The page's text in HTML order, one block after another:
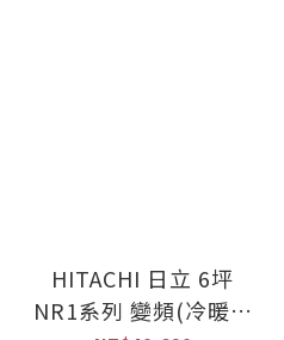
HITACHI 日立 6坪
NR1系列 變頻(冷暖雙